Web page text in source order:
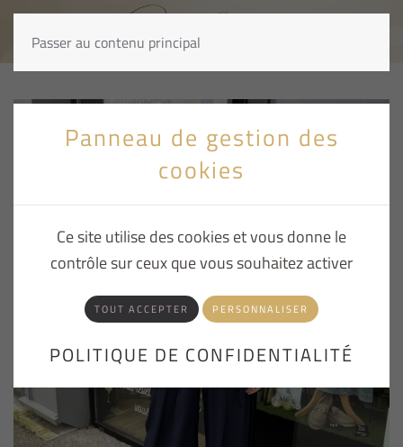
Panneau de gestion des
cookies
Ce site utilise des cookies et vous donne le
contrôle sur ceux que vous souhaitez activer
TOUT ACCEPTER PERSONNALISER
POLITIQUE DE CONFIDENTIALITÉ
Passer au contenu principal